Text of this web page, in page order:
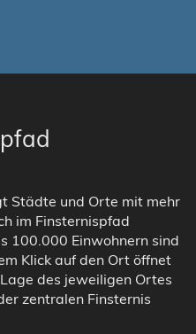
Städte und Orte mit mehr
im Finsternispfad
100.000 Einwohnern sind
Klick auf den Ort öffnet
des jeweiligen Ortes
zentralen Finsternis